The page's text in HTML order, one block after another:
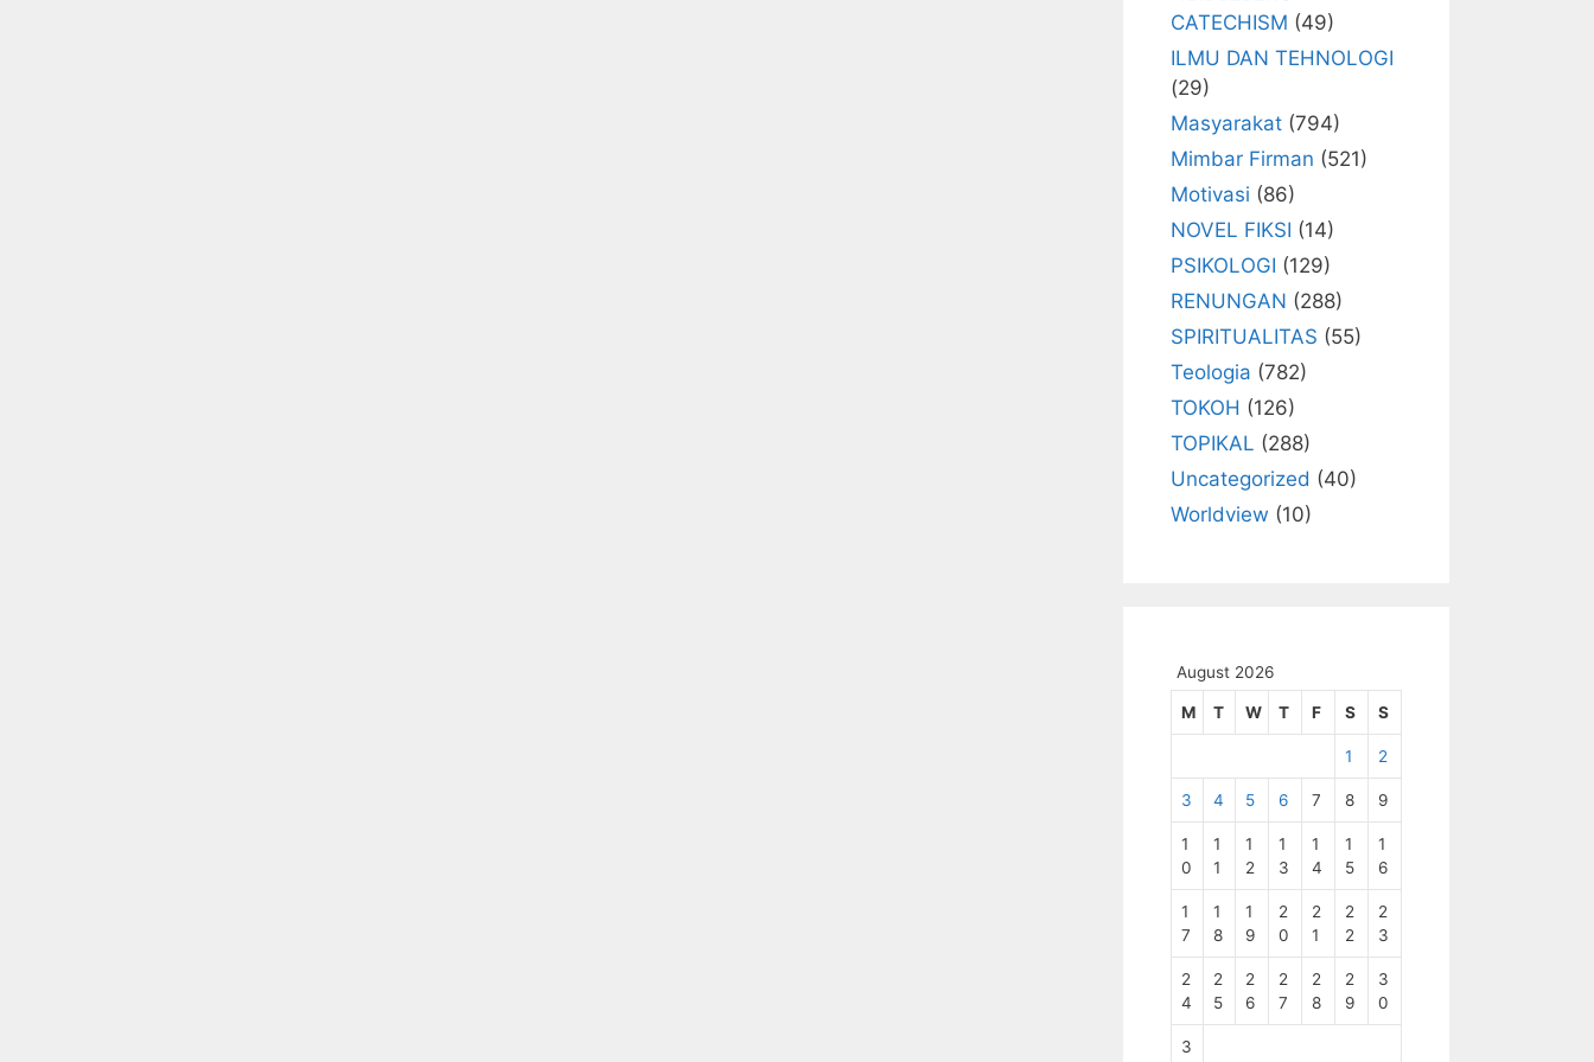
CATECHISM (49)
ILMU DAN TEHNOLOGI
(29)
Masyarakat (794)
Mimbar Firman (521)
Motivasi (86)
NOVEL FIKSI (14)
PSIKOLOGI (129)
RENUNGAN (288)
SPIRITUALITAS (55)
Teologia (782)
TOKOH (126)
TOPIKAL (288)
Uncategorized (40)
Worldview (10)
August 2026
M T W T F S S
1 2
3 4 5 6 7 8 9
1
0
1
1
1
2
1
3
1
4
1
5
1
6
1
7
1
8
1
9
2
0
2
1
2
2
2
3
2
4
2
5
2
6
2
7
2
8
2
9
3
0
3